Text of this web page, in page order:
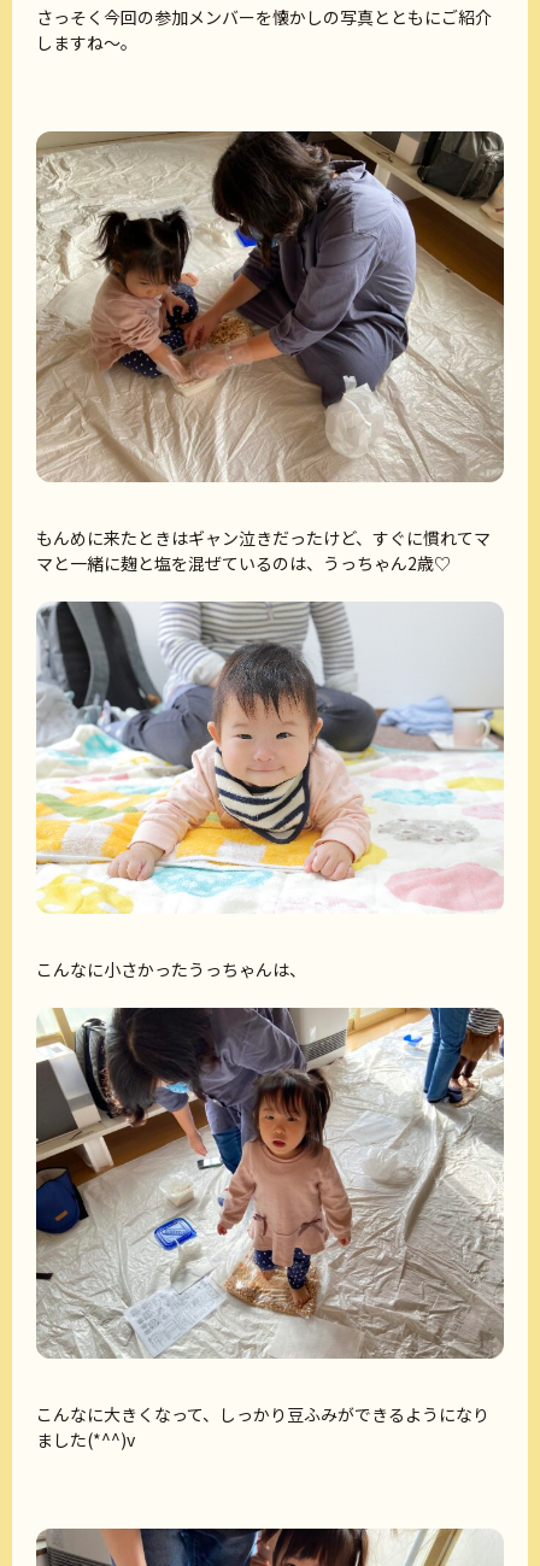
さっそく今回の参加メンバーを懐かしの写真とともにご紹介
しますね～。
もんめに来たときはギャン泣きだったけど、すぐに慣れてマ
マと一緒に麹と塩を混ぜているのは、うっちゃん2歳♡
こんなに小さかったうっちゃんは、
こんなに大きくなって、しっかり豆ふみができるようになり
ました(*^^)v